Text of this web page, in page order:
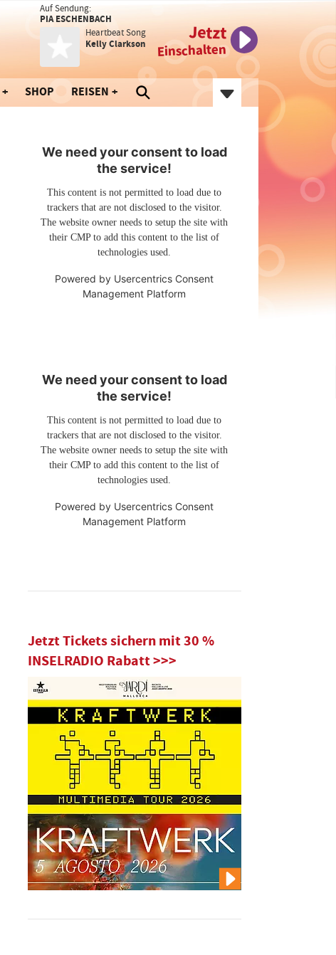
Auf Sendung:
PIA ESCHENBACH
Heartbeat Song
Kelly Clarkson
Jetzt
Einschalten
SHOP REISEN
We need your consent to load
the service!
This content is not permitted to load due to
trackers that are not disclosed to the visitor.
The website owner needs to setup the site with
their CMP to add this content to the list of
technologies used.
Powered by Usercentrics Consent
Management Platform
We need your consent to load
the service!
This content is not permitted to load due to
trackers that are not disclosed to the visitor.
The website owner needs to setup the site with
their CMP to add this content to the list of
technologies used.
Powered by Usercentrics Consent
Management Platform
Jetzt Tickets sichern mit 30 %
INSELRADIO Rabatt >>>